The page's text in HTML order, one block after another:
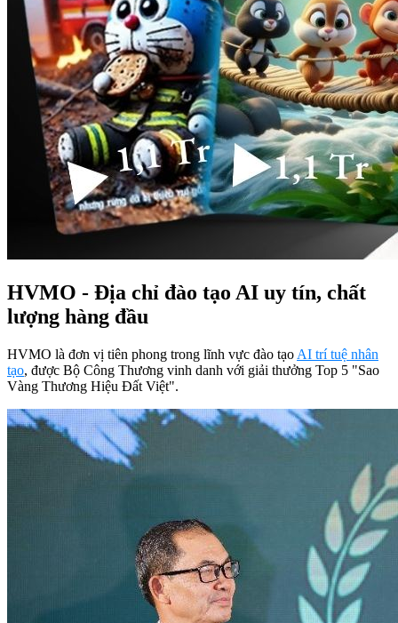
HVMO - Địa chỉ đào tạo AI uy tín, chất
lượng hàng đầu
HVMO là đơn vị tiên phong trong lĩnh vực đào tạo AI trí tuệ nhân
tạo, được Bộ Công Thương vinh danh với giải thưởng Top 5 "Sao
Vàng Thương Hiệu Đất Việt".